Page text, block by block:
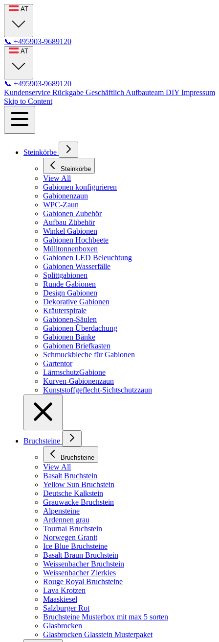
AT
📞 +495903-9689120
AT
📞 +495903-9689120
Kundenservice Rückgabe Geschäftlich Aufbauteam DIY Impressum
Skip to Content
Steinkörbe
Steinkörbe
View All
Gabionen konfigurieren
Gabionenzaun
WPC-Zaun
Gabionen Zubehör
Aufbau Zübehör
Winkel Gabionen
Gabionen Hochbeete
Mülltonnenboxen
Gabionen LED Beleuchtung
Gabionen Wasserfälle
Splittgabionen
Runde Gabionen
Design Gabionen
Dekorative Gabionen
Kräuterspirale
Gabionen-Säulen
Gabionen Überdachung
Gabionen Bänke
Gabionen Briefkasten
Schmuckbleche für Gabionen
Gartentor
LärmschutzGabione
Kurven-Gabionenzaun
Kunststoffgeflecht-Sichtschutzzaun
Bruchsteine
Bruchsteine
View All
Basalt Bruchstein
Yellow Sun Bruchstein
Deutsche Kalkstein
Grauwacke Bruchstein
Alpensteine
Ardennen grau
Tournai Bruchstein
Norwegen Granit
Ice Blue Bruchsteine
Basalt Braun Bruchstein
Weissenbacher Bruchstein
Weissenbacher Zierkies
Rouge Royal Bruchsteine
Lava Krotzen
Maaskiesel
Salzburger Rot
Bruchsteine Musterbox mit max 5 sorten
Glasbrocken
Glasbrocken Glasstein Musterpaket